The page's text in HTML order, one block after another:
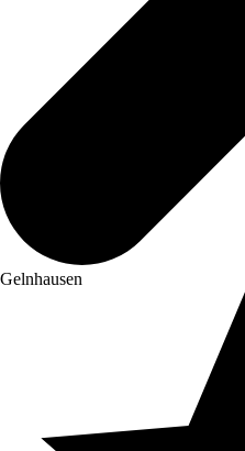
Gelnhausen